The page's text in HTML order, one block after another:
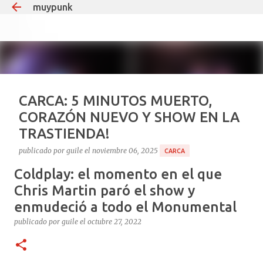
muypunk
CARCA: 5 MINUTOS MUERTO,
CORAZÓN NUEVO Y SHOW EN LA
TRASTIENDA!
publicado por guile el noviembre 06, 2025 CARCA
Si hay un tipo que puede decir “estuve muerto y volví
para dar un recital”, ese es Carca. El
multiinstrumentista que lleva 35 años haciendo ruido
en el under argentino, el mismo que teloneó a Soda
Stereo en Obras y que desde 2008 le pone teclados y
guitarras al delirio Babasónicos, hoy celebra la vida a
1
Coldplay: el momento en el que
Chris Martin paró el show y
enmudeció a todo el Monumental
publicado por guile el octubre 27, 2022